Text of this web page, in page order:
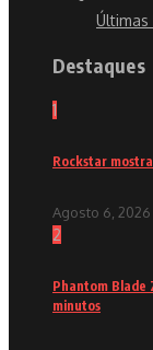
Últimas
Destaques
1
Rockstar
Agosto 6, 2026
2
Phantom Blade
minutos